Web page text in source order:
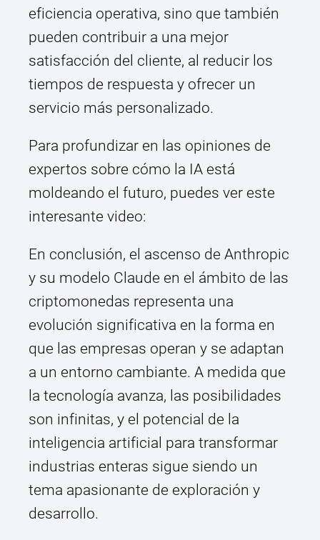
eficiencia operativa, sino que también
pueden contribuir a una mejor
satisfacción del cliente, al reducir los
tiempos de respuesta y ofrecer un
servicio más personalizado.
Para profundizar en las opiniones de
expertos sobre cómo la IA está
moldeando el futuro, puedes ver este
interesante video:
En conclusión, el ascenso de Anthropic
y su modelo Claude en el ámbito de las
criptomonedas representa una
evolución significativa en la forma en
que las empresas operan y se adaptan
a un entorno cambiante. A medida que
la tecnología avanza, las posibilidades
son infinitas, y el potencial de la
inteligencia artificial para transformar
industrias enteras sigue siendo un
tema apasionante de exploración y
desarrollo.